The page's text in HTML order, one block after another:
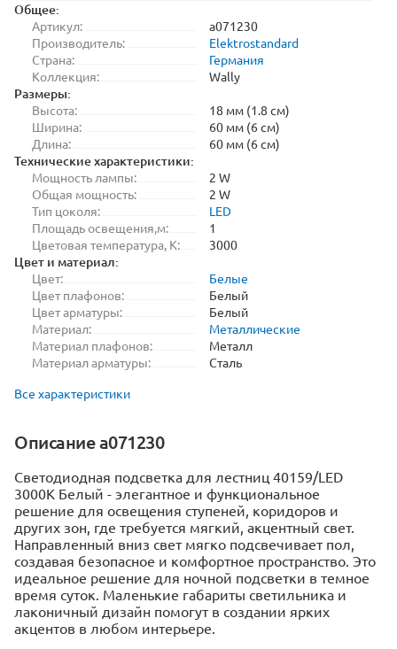
Общее:
Артикул:
a071230
Производитель:
Elektrostandard
Страна:
Германия
Коллекция:
Wally
Размеры:
Высота:
18 мм (1.8 см)
Ширина:
60 мм (6 см)
Длина:
60 мм (6 см)
Технические характеристики:
Мощность лампы:
2 W
Общая мощность:
2 W
Тип цоколя:
LED
Площадь освещения,м:
1
Цветовая температура, K:
3000
Цвет и материал:
Цвет:
Белые
Цвет плафонов:
Белый
Цвет арматуры:
Белый
Материал:
Металлические
Материал плафонов:
Металл
Материал арматуры:
Сталь
Все характеристики
Описание a071230
Светодиодная подсветка для лестниц 40159/LED
3000K Белый - элегантное и функциональное
решение для освещения ступеней, коридоров и
других зон, где требуется мягкий, акцентный свет.
Направленный вниз свет мягко подсвечивает пол,
создавая безопасное и комфортное пространство. Это
идеальное решение для ночной подсветки в темное
время суток. Маленькие габариты светильника и
лаконичный дизайн помогут в создании ярких
акцентов в любом интерьере.